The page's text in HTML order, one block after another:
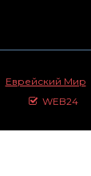
Еврейский Мир
WEB24